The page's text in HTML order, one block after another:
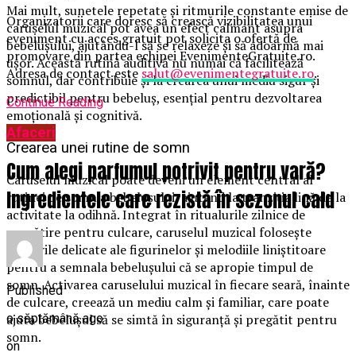
Mai mult, sunetele repetate și ritmurile constante emise de
caruselul muzical pot avea un efect calmant asupra
bebelușului, ajutându-l să se relaxeze și să adoarmă mai
ușor. Această rutină auditivă nu numai că facilitează
somnul, dar contribuie și la crearea unui mediu sigur și
predictibil pentru bebeluș, esențial pentru dezvoltarea
emoțională și cognitivă.
Crearea unei rutine de somn
Caruselul muzical poate deveni un element central al
rutinei de somn a bebelușului, ajutând la tranziția lină de la
activitate la odihnă. Integrat în ritualurile zilnice de
pregătire pentru culcare, caruselul muzical folosește
mișcările delicate ale figurinelor și melodiile liniștitoare
pentru a semnala bebelușului că se apropie timpul de
somn. Activarea caruselului muzical în fiecare seară, înainte
de culcare, creează un mediu calm și familiar, care poate
ajuta bebelușul să se simtă în siguranță și pregătit pentru
somn.
Organizatorii care doresc să crească vizibilitatea unui
eveniment cu acces gratuit pot solicita o ofertă de
promovare din partea echipei EvenimenteGratuite.ro.
Adresa de contact estesalut@evenimentegratuite.ro.
Continue Reading
Afaceri
Cum alegi parfumul potrivit pentru vară?
Ingredientele care rezistă în sezonul cald
Published
o săptămână ago
on